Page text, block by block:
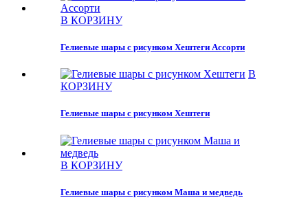
В КОРЗИНУ
Гелиевые шары с рисунком Хештеги Ассорти
В
КОРЗИНУ
Гелиевые шары с рисунком Хештеги
В КОРЗИНУ
Гелиевые шары с рисунком Маша и медведь